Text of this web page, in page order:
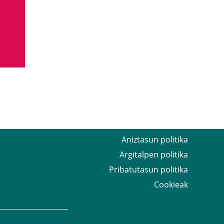
Aniztasun politika
Argitalpen politika
Pribatutasun politika
Cookieak